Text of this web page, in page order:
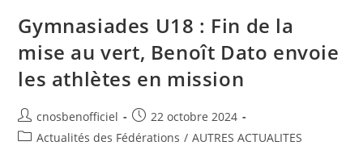
Gymnasiades U18 : Fin de la
mise au vert, Benoît Dato envoie
les athlètes en mission
cnosbenofficiel
22 octobre 2024
Actualités des Fédérations / AUTRES ACTUALITES